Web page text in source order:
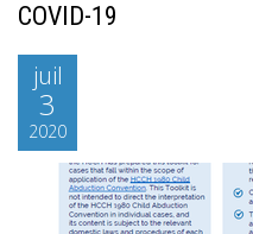
COVID-19
juil
3
2020